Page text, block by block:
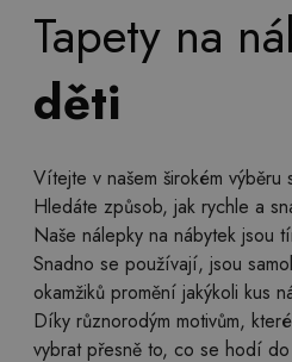
Tapety na
děti
Vítejte v našem širokém výběru
Hledáte způsob, jak rychle a
Naše nálepky na nábytek jsou
Snadno se používají, jsou
okamžiků promění jakýkoli kus
Díky různorodým motivům,
vybrat přesně to, co se hodí